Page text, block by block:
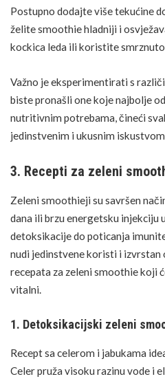
Postupno dodajte više tekućine
želite smoothie hladniji i
kockica leda ili koristite smrznuto
Važno je eksperimentirati s
biste pronašli one koje najbolje
nutritivnim potrebama, čineći
jedinstvenim i ukusnim
3. Recepti za zeleni
Zeleni smoothieji su savršen
dana ili brzu energetsku injekciju
detoksikacije do poticanja
nudi jedinstvene koristi i izvrstan
recepata za zeleni smoothie koji
vitalni.
1. Detoksikacijski zeleni
Recept sa celerom i jabukama
Celer pruža visoku razinu vode i